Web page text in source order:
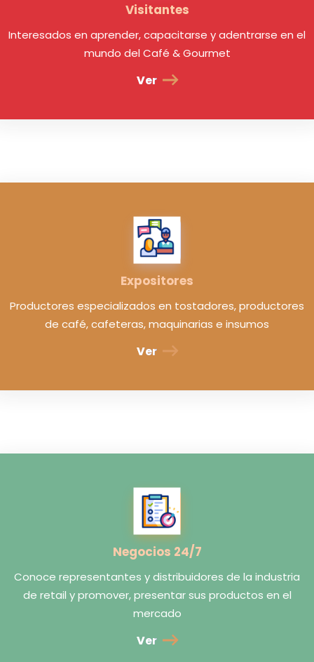
Visitantes
Interesados en aprender, capacitarse y adentrarse en el
mundo del Café & Gourmet
Ver
Expositores
Productores especializados en tostadores, productores
de café, cafeteras, maquinarias e insumos
Ver
Negocios 24/7
Conoce representantes y distribuidores de la industria
de retail y promover, presentar sus productos en el
mercado
Ver